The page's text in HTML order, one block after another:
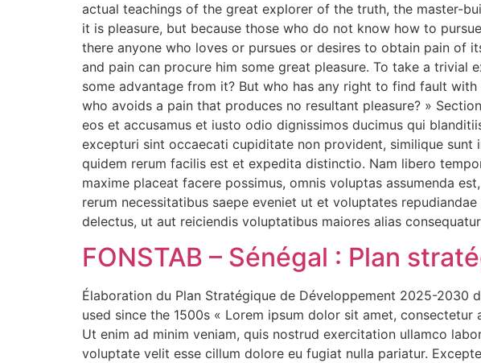
actual teachings of the great explorer of the truth, the master-
it is pleasure, but because those who do not know how to
there anyone who loves or pursues or desires to obtain pain of
and pain can procure him some great pleasure. To take a
some advantage from it? But who has any right to find fault
who avoids a pain that produces no resultant pleasure? »
eos et accusamus et iusto odio dignissimos ducimus qui
excepturi sint occaecati cupiditate non provident, similique
quidem rerum facilis est et expedita distinctio. Nam libero
maxime placeat facere possimus, omnis voluptas assumenda
rerum necessitatibus saepe eveniet ut et voluptates
delectus, ut aut reiciendis voluptatibus maiores alias
FONSTAB – Sénégal : Plan
Élaboration du Plan Stratégique de Développement 2025-2030
used since the 1500s « Lorem ipsum dolor sit amet,
Ut enim ad minim veniam, quis nostrud exercitation ullamco
voluptate velit esse cillum dolore eu fugiat nulla pariatur.